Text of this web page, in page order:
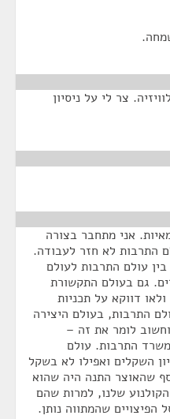
צר לי על ניסיון
אני מתחבר בצורה
התרבות לא חזר לעבודה.
עולם התרבות לעולם
גם בעולם התקשורת
דווקא על תכניות
התרבות, בעולם היצירה
לומר את זה –
התרבות. עולם
הוא לא חלק מ-200 מיליון השקלים ואפילו לא בשקל
שהאוצר התנה היה שהוא
שלנו, למרות שהם
שהמתווה נותן.